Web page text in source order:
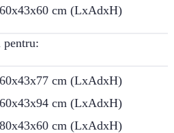
cm (LxAdxH)
cm (LxAdxH)
cm (LxAdxH)
cm (LxAdxH)